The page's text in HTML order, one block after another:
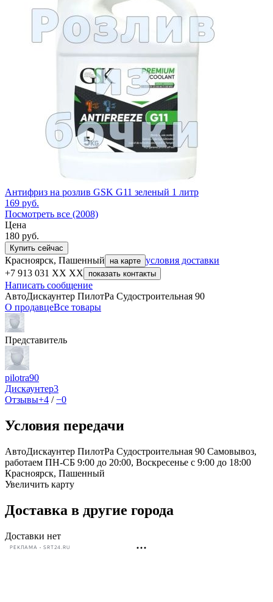
Антифриз на розлив GSK G11 зеленый 1 литр
169 руб.
Посмотреть все (2008)
Цена
180 руб.
Купить сейчас
Красноярск, Пашенный на карте условия доставки
+7 913 031 XX XX
показать контакты
Написать сообщение
АвтоДискаунтер ПилотРа Судостроительная 90
О продавцеВсе товары
Представитель
pilotra90
Дискаунтер3
Отзывы+4 /−0
Условия передачи
АвтоДискаунтер ПилотРа Судостроительная 90 Самовывоз,
работаем ПН-СБ 9:00 до 20:00, Воскресенье с 9:00 до 18:00
Красноярск, Пашенный
Увеличить карту
Доставка в другие города
Доставки нет
РЕКЛАМА • SRT24.RU